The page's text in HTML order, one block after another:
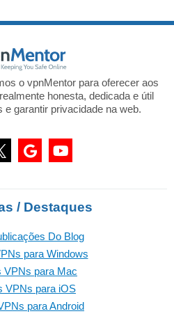
o vpnMentor para oferecer aos
honesta, dedicada e útil
e garantir privacidade na web.
/ Destaques
Do Blog
para Windows
VPNs para Mac
VPNs para iOS
para Android